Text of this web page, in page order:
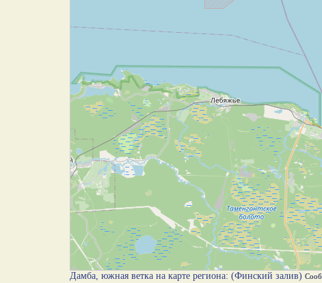
Дамба, южная ветка на карте региона: (Финский залив)